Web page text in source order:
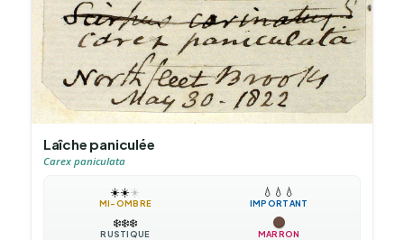
Laîche paniculée
Carex paniculata
☀️☀️☀️
MI-OMBRE
💧 💧 💧
IMPORTANT
❄️❄️❄️
RUSTIQUE MARRON